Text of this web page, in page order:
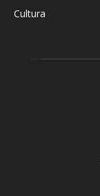
Cultura